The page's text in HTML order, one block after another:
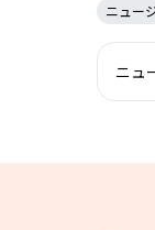
ニュー
ニュ